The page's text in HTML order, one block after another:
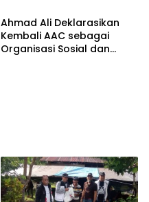
Ahmad Ali Deklarasikan
Kembali AAC sebagai
Organisasi Sosial dan